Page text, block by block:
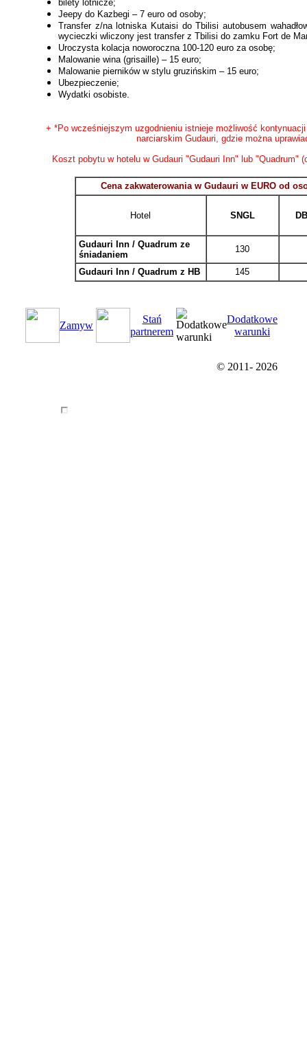
bilety lotnicze;
Jeepy do Kazbegi – 7 euro od osoby;
Transfer z/na lotniska Kutaisi do Tbilisi autobusem
wycieczki wliczony jest transfer z Tbilisi do zamku Fort de
Uroczysta kolacja noworoczna 100-120 euro za osobę;
Malowanie wina (grisaille) – 15 euro;
Malowanie pierników w stylu gruzińskim – 15 euro;
Ubezpieczenie;
Wydatki osobiste.
+ *Po wcześniejszym uzgodnieniu istnieje możliwość
narciarskim Gudauri, gdzie można
Koszt pobytu w hotelu w Gudauri "Gudauri Inn" lub "Quadrum"
Cena zakwaterowania w Gudauri w EURO od
Hotel SNGL
Gudauri Inn / Quadrum ze
śniadaniem
130
Gudauri Inn / Quadrum z HB 145
Zamуw
Stań
partnerem
Dodatkowe
warunki
© 2011- 2026